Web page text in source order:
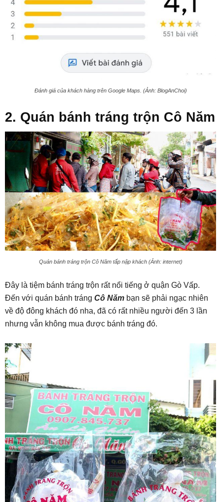
Đánh giá của khách hàng trên Google Maps. (Ảnh: BlogAnChoi)
2. Quán bánh tráng trộn Cô Năm
Quán bánh tráng trộn Cô Năm tấp nập khách (Ảnh: internet)
Đây là tiệm bánh tráng trộn rất nổi tiếng ở quận Gò Vấp.
Đến với quán bánh tráng Cô Năm bạn sẽ phải ngạc nhiên
về độ đông khách đó nha, đã có rất nhiều người đến 3 lần
nhưng vẫn không mua được bánh tráng đó.